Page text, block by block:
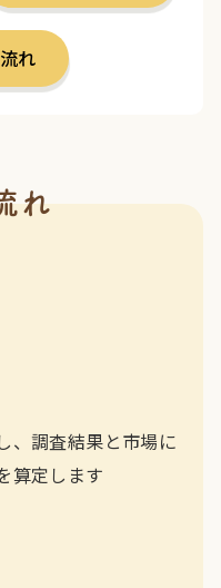
れ
れ
、調査結果と市場に
算定します